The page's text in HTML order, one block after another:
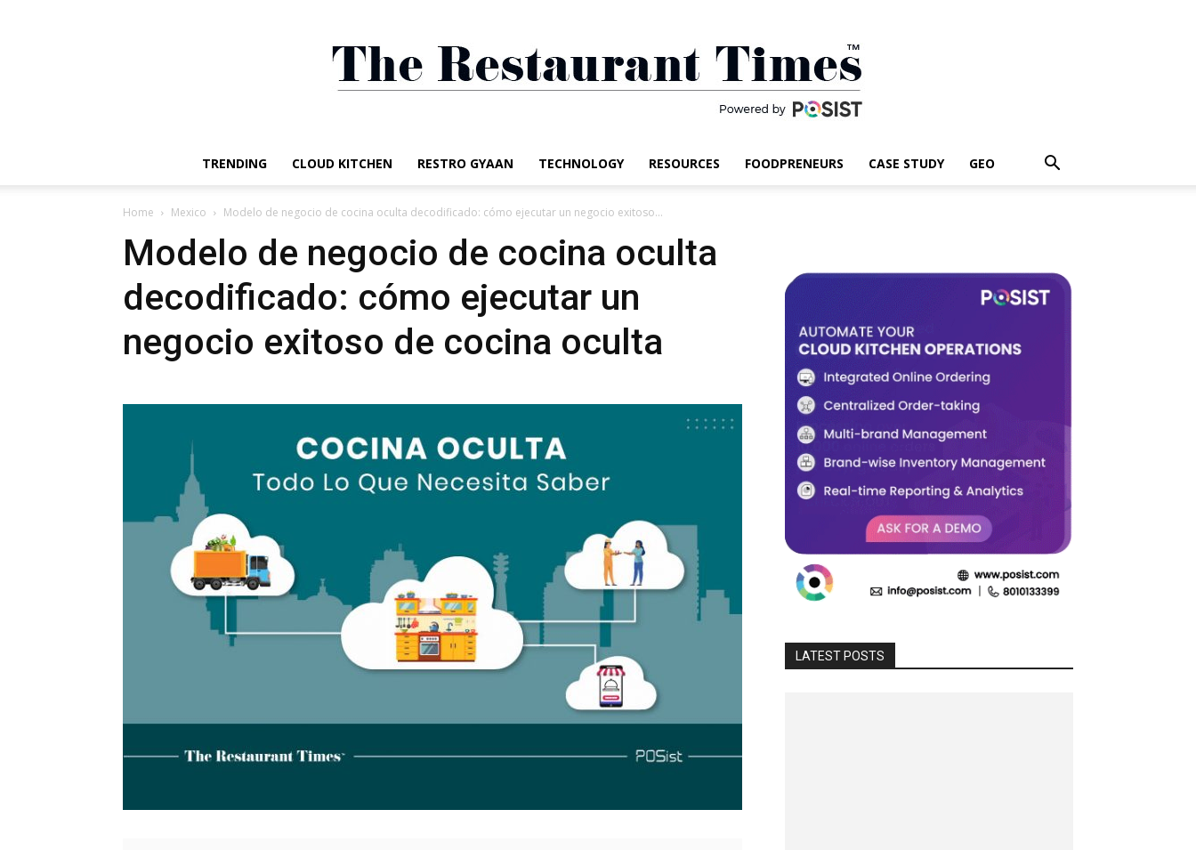
Restaurant
TRENDING CLOUD KITCHEN RESTRO GYAAN TECHNOLOGY RESOURCES FOODPRENEURS CASE STUDY GEO
Home Mexico Modelo de negocio de cocina oculta decodificado: cómo ejecutar un negocio exitoso...
Modelo de negocio de cocina oculta
decodificado: cómo ejecutar un
negocio exitoso de cocina oculta
LATEST POSTS